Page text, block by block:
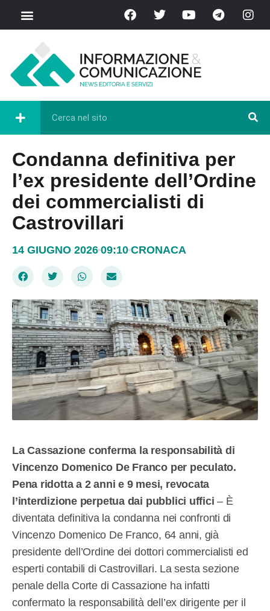
Condanna definitiva per
l’ex presidente dell’Ordine
dei commercialisti di
Castrovillari
14 GIUGNO 2026 09:10 CRONACA
La Cassazione conferma la responsabilità di
Vincenzo Domenico De Franco per peculato.
Pena ridotta a 2 anni e 9 mesi, revocata
l’interdizione perpetua dai pubblici uffici– È
diventata definitiva la condanna nei confronti di
Vincenzo Domenico De Franco, 64 anni, già
presidente dell’Ordine dei dottori commercialisti ed
esperti contabili di Castrovillari. La sesta sezione
penale della Corte di Cassazione ha infatti
confermato la responsabilità dell’ex dirigente per il